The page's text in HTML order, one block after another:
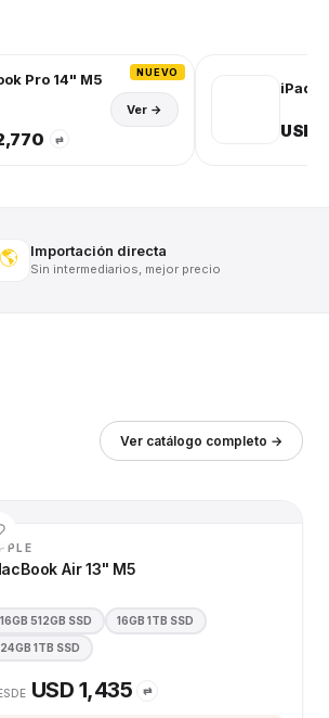
NUEVO
Pro 14" M5
⇄
Ver →
iPad
USD
🌎 Importación directa
Sin intermediarios, mejor precio
Ver catálogo completo →
Air 13" M5
16GB 512GB SSD 16GB 1TB SSD
24GB 1TB SSD
USD 1,435 ⇄